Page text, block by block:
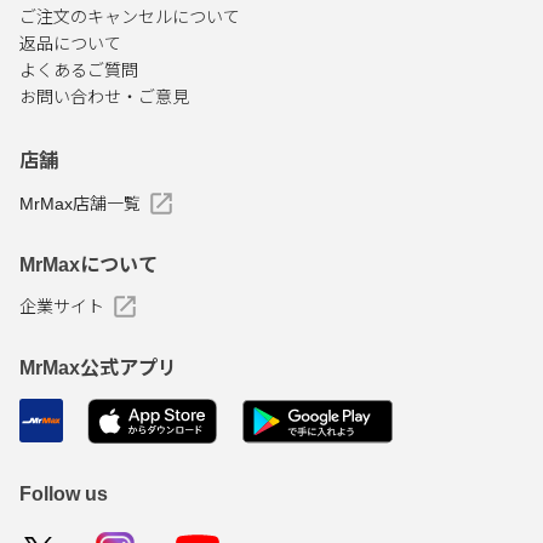
ご注文のキャンセルについて
返品について
よくあるご質問
お問い合わせ・ご意見
店舗
MrMax店舗一覧
MrMaxについて
企業サイト
MrMax公式アプリ
Follow us